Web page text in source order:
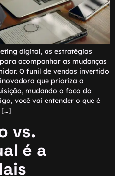
digital, as estratégias
acompanhar as mudanças
O funil de vendas invertido
que prioriza a
mudando o foco do
você vai entender o que é
[…]
vs.
é a